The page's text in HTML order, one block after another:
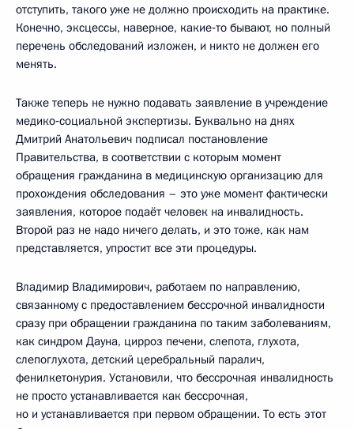
отступить, такого уже не должно происходить на практике.
Конечно, эксцессы, наверное, какие‑то бывают, но полный
перечень обследований изложен, и никто не должен его
менять.
Также теперь не нужно подавать заявление в учреждение
медико‑социальной экспертизы. Буквально на днях
Дмитрий Анатольевич подписал постановление
Правительства, в соответствии с которым момент
обращения гражданина в медицинскую организацию для
прохождения обследования – это уже момент фактически
заявления, которое подаёт человек на инвалидность.
Второй раз не надо ничего делать, и это тоже, как нам
представляется, упростит все эти процедуры.
Владимир Владимирович, работаем по направлению,
связанному с предоставлением бессрочной инвалидности
сразу при обращении гражданина по таким заболеваниям,
как синдром Дауна, цирроз печени, слепота, глухота,
слепоглухота, детский церебральный паралич,
фенилкетонурия. Установили, что бессрочная инвалидность
не просто устанавливается как бессрочная,
но и устанавливается при первом обращении. То есть этот